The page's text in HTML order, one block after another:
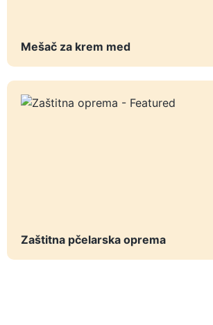
Mešač za krem med
Zaštitna pčelarska oprema